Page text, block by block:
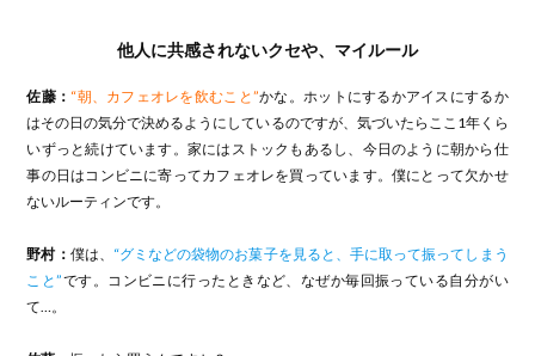
他人に共感されないクセや、マイルール
佐藤： “朝、カフェオレを飲むこと”かな。ホットにするかアイスにするか
はその日の気分で決めるようにしているのですが、気づいたらここ1年くら
いずっと続けています。家にはストックもあるし、今日のように朝から仕
事の日はコンビニに寄ってカフェオレを買っています。僕にとって欠かせ
ないルーティンです。
野村： 僕は、 “グミなどの袋物のお菓子を見ると、手に取って振ってしまう
こと”です。コンビニに行ったときなど、なぜか毎回振っている自分がい
て…。